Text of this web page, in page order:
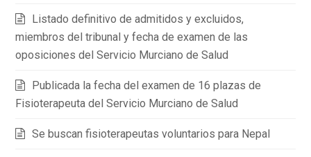
Listado definitivo de admitidos y excluidos,
miembros del tribunal y fecha de examen de las
oposiciones del Servicio Murciano de Salud
Publicada la fecha del examen de 16 plazas de
Fisioterapeuta del Servicio Murciano de Salud
Se buscan fisioterapeutas voluntarios para Nepal